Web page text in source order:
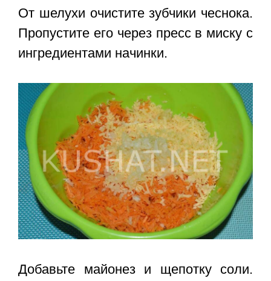
От шелухи очистите зубчики чеснока.
Пропустите его через пресс в миску с
ингредиентами начинки.
Добавьте майонез и щепотку соли.